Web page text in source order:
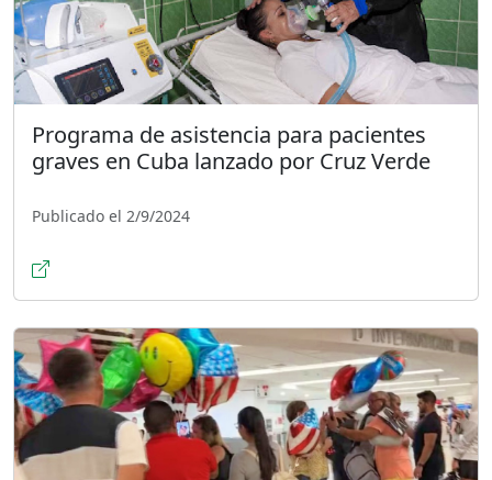
Programa de asistencia para pacientes
graves en Cuba lanzado por Cruz Verde
Publicado el 2/9/2024